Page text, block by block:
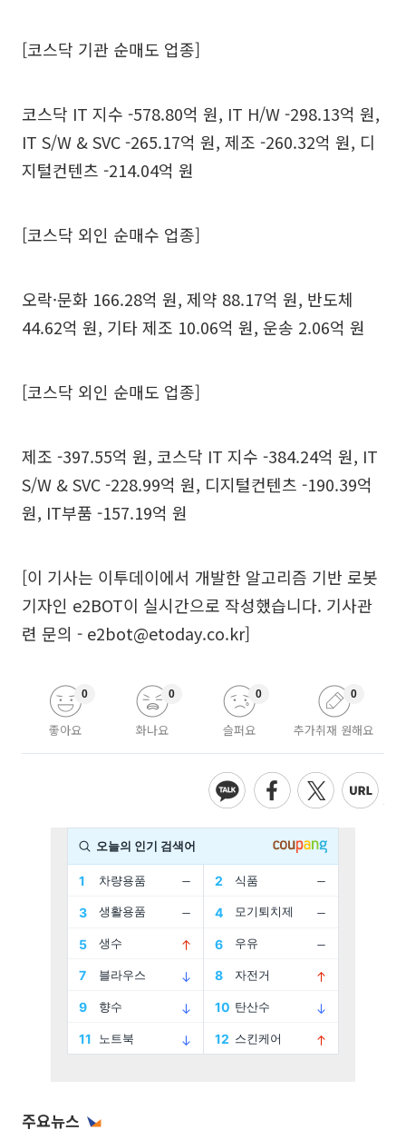
[코스닥 기관 순매도 업종]
코스닥 IT 지수 -578.80억 원, IT H/W -298.13억 원,
IT S/W & SVC -265.17억 원, 제조 -260.32억 원, 디
지털컨텐츠 -214.04억 원
[코스닥 외인 순매수 업종]
오락·문화 166.28억 원, 제약 88.17억 원, 반도체
44.62억 원, 기타 제조 10.06억 원, 운송 2.06억 원
[코스닥 외인 순매도 업종]
제조 -397.55억 원, 코스닥 IT 지수 -384.24억 원, IT
S/W & SVC -228.99억 원, 디지털컨텐츠 -190.39억
원, IT부품 -157.19억 원
[이 기사는 이투데이에서 개발한 알고리즘 기반 로봇
기자인 e2BOT이 실시간으로 작성했습니다. 기사관
련 문의 - e2bot@etoday.co.kr]
좋아요
0
화나요
0
슬퍼요
0
추가취재 원해요
0
주요뉴스